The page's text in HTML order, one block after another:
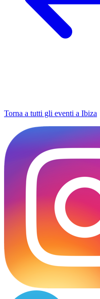
Torna a tutti gli eventi a Ibiza